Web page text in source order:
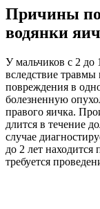
Причины
водянки
У мальчиков с 2 до
вследствие
повреждения в
болезненную
правого яичка.
длится в течение
случае
до 2 лет
требуется